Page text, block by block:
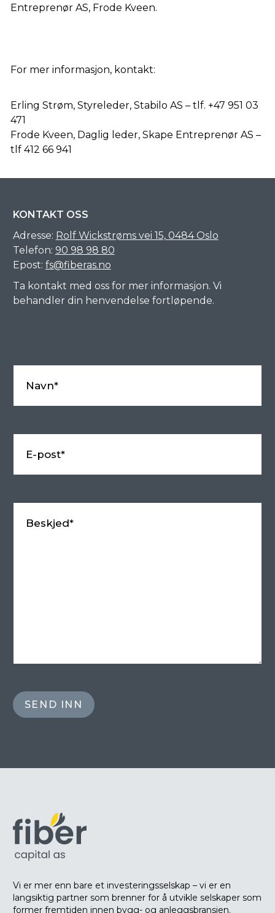
Entreprenør AS, Frode Kveen.
For mer informasjon, kontakt:
Erling Strøm, Styreleder, Stabilo AS – tlf. +47 951 03
471
Frode Kveen, Daglig leder, Skape Entreprenør AS –
tlf 412 66 941
KONTAKT OSS
Adresse: Rolf Wickstrøms vei 15, 0484 Oslo
Telefon: 90 98 98 80
Epost: fs@fiberas.no
Ta kontakt med oss for mer informasjon. Vi
behandler din henvendelse fortløpende.
Navn*
E-post*
Beskjed*
Vi er mer enn bare et investeringsselskap – vi er en
langsiktig partner som brenner for å utvikle selskaper som
former fremtiden innen bygg- og anleggsbransjen.